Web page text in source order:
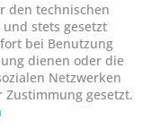
den technischen
stets gesetzt
bei Benutzung
dienen oder die
Netzwerken
gesetzt.